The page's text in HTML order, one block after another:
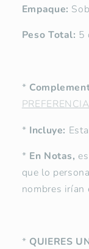
Empaque:
Peso Total: 5
*
PREFERENCIA
* Incluye:
* En Notas,
que lo
nombres irían
* QUIERES